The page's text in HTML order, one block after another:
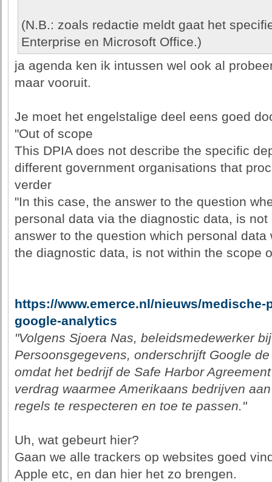
(N.B.: zoals redactie meldt gaat het
Enterprise en Microsoft Office.)
ja agenda ken ik intussen wel ook al
maar vooruit.
Je moet het engelstalige deel eens goed
"Out of scope
This DPIA does not describe the specific
different government organisations that
verder
"In this case, the answer to the question
personal data via the diagnostic data, is
answer to the question which personal
the diagnostic data, is not within the scope
https://www.emerce.nl/nieuws/
google-analytics
"Volgens Sjoera Nas, beleidsmedewerker
Persoonsgegevens, onderschrijft Google
omdat het bedrijf de Safe Harbor
verdrag waarmee Amerikaans bedrijven
regels te respecteren en toe te passen."
Uh, wat gebeurt hier?
Gaan we alle trackers op websites goed
Apple etc, en dan hier het zo brengen.